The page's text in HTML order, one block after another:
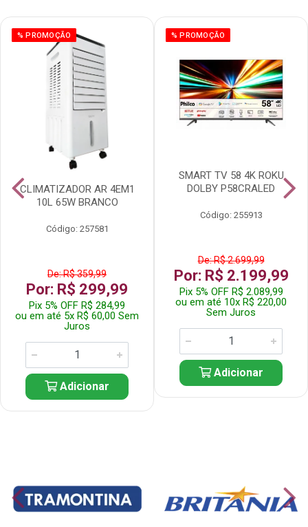
% PROMOÇÃO
CLIMATIZADOR AR 4EM1
10L 65W BRANCO
Código: 257581
De: R$ 359,99
Por: R$ 299,99
Pix 5% OFF R$ 284,99
ou em até 5x R$ 60,00 Sem
Juros
Adicionar
% PROMOÇÃO
SMART TV 58 4K ROKU
DOLBY P58CRALED
Código: 255913
De: R$ 2.699,99
Por: R$ 2.199,99
Pix 5% OFF R$ 2.089,99
ou em até 10x R$ 220,00
Sem Juros
Adicionar